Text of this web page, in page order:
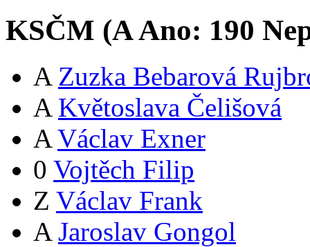
KSČM (AAno: 190
A Zuzka Bebarová
A Květoslava Čelišová
A Václav Exner
0 Vojtěch Filip
Z Václav Frank
A Jaroslav Gongol